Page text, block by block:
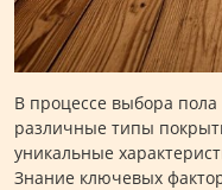
В процессе выбора
различные типы
уникальные
Знание ключевых